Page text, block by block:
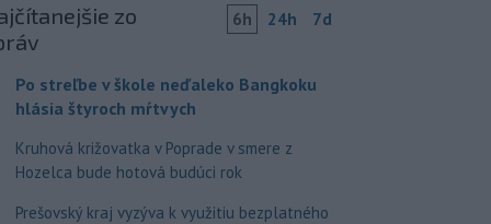
zo
6h 24h 7d
Po streľbe v škole neďaleko Bangkoku
hlásia štyroch mŕtvych
Kruhová križovatka v Poprade v smere z
Hozelca bude hotová budúci rok
Prešovský kraj vyzýva k využitiu bezplatného